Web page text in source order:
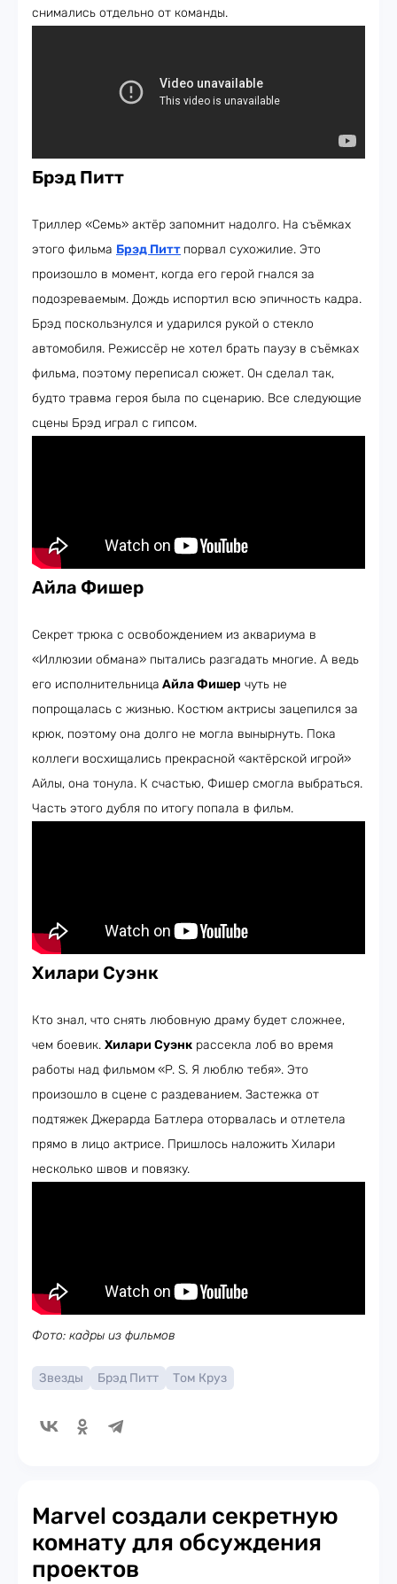
снимались отдельно от команды.
Брэд Питт
Триллер «Семь» актёр запомнит надолго. На съёмках
этого фильма Брэд Питт порвал сухожилие. Это
произошло в момент, когда его герой гнался за
подозреваемым. Дождь испортил всю эпичность кадра.
Брэд поскользнулся и ударился рукой о стекло
автомобиля. Режиссёр не хотел брать паузу в съёмках
фильма, поэтому переписал сюжет. Он сделал так,
будто травма героя была по сценарию. Все следующие
сцены Брэд играл с гипсом.
Айла Фишер
Секрет трюка с освобождением из аквариума в
«Иллюзии обмана» пытались разгадать многие. А ведь
его исполнительница Айла Фишер чуть не
попрощалась с жизнью. Костюм актрисы зацепился за
крюк, поэтому она долго не могла вынырнуть. Пока
коллеги восхищались прекрасной «актёрской игрой»
Айлы, она тонула. К счастью, Фишер смогла выбраться.
Часть этого дубля по итогу попала в фильм.
Хилари Суэнк
Кто знал, что снять любовную драму будет сложнее,
чем боевик. Хилари Суэнк рассекла лоб во время
работы над фильмом«P. S. Я люблю тебя». Это
произошло в сцене с раздеванием. Застежка от
подтяжек Джерарда Батлера оторвалась и отлетела
прямо в лицо актрисе. Пришлось наложить Хилари
несколько швов и повязку.
Фото: кадры из фильмов
Звезды Брэд Питт Том Круз
Marvel создали секретную
комнату для обсуждения
проектов